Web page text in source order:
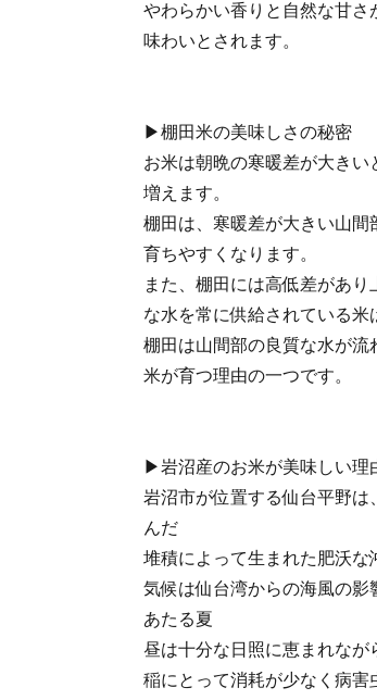
やわらかい香りと自然な甘
味わいとされます。
▶棚田米の美味しさの秘密
お米は朝晩の寒暖差が大き
増えます。
棚田は、寒暖差が大きい山
育ちやすくなります。
また、棚田には高低差があ
な水を常に供給されている米
棚田は山間部の良質な水が
米が育つ理由の一つです。
▶岩沼産のお米が美味しい理
岩沼市が位置する仙台平野
んだ
堆積によって生まれた肥沃な
気候は仙台湾からの海風の影
あたる夏
昼は十分な日照に恵まれなが
稲にとって消耗が少なく病